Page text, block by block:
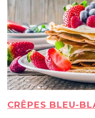
CRÊPES BLEU-